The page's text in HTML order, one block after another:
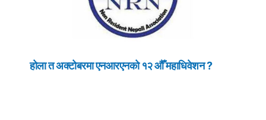
होला त अक्टोबरमा एनआरएनको १२ औँ महाधिवेशन ?